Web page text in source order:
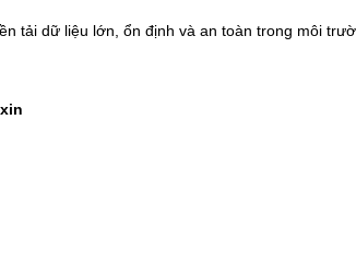
tải dữ liệu lớn, ổn định và an toàn trong môi